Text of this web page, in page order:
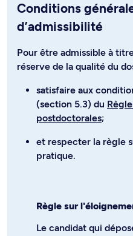
Conditions
d’admissibilité
Pour être admissible à
réserve de la qualité du
satisfaire aux
(section 5.3) du
postdoctorales;
et respecter la règle
pratique.
Règle sur
Le candidat qui